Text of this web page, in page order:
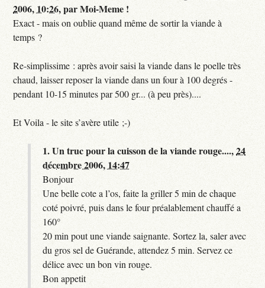
2006, 10:26,parMoi-Meme !
Exact - mais on oublie quand même de sortir la viande à
temps ?
Re-simplissime : après avoir saisi la viande dans le poelle très
chaud, laisser reposer la viande dans un four à 100 degrés -
pendant 10-15 minutes par 500 gr... (à peu près)....
Et Voila - le site s’avère utile ;-)
1.Un truc pour la cuisson de la viande rouge....,24
décembre 2006, 14:47
Bonjour
Une belle cote a l’os, faite la griller 5 min de chaque
coté poivré, puis dans le four préalablement chauffé a
160°
20 min pout une viande saignante. Sortez la, saler avec
du gros sel de Guérande, attendez 5 min. Servez ce
délice avec un bon vin rouge.
Bon appetit